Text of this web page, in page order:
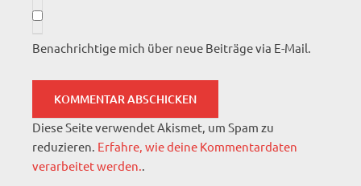
Benachrichtige mich über neue Beiträge via E-Mail.
Diese Seite verwendet Akismet, um Spam zu
reduzieren. Erfahre, wie deine Kommentardaten
verarbeitet werden.